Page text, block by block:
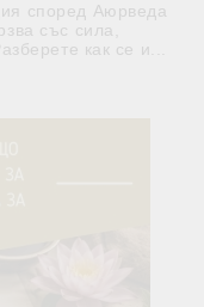
според Аюрведа
със сила,
как се и...